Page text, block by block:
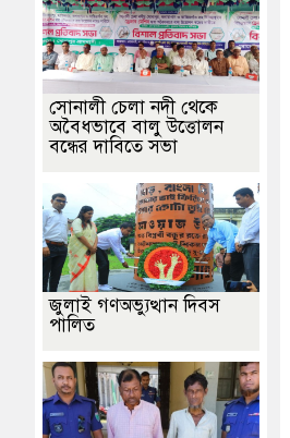
সোনালী চেলা নদী থেকে
অবৈধভাবে বালু উত্তোলন
বন্ধের দাবিতে সভা
জুলাই গণঅভ্যুত্থান দিবস
পালিত